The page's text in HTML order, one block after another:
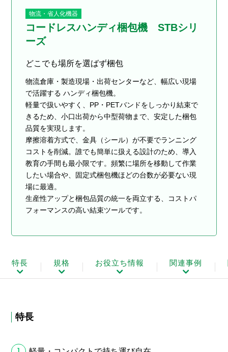
物流・省人化機器
コードレスハンディ梱包機 STBシリ
ーズ
どこでも場所を選ばず梱包
物流倉庫・製造現場・出荷センターなど、幅広い現場
で活躍する ハンディ梱包機。
軽量で扱いやすく、PP・PETバンドをしっかり結束で
きるため、小口出荷から中型荷物まで、安定した梱包
品質を実現します。
摩擦溶着方式で、金具（シール）が不要でランニング
コストを削減。誰でも簡単に扱える設計のため、導入
教育の手間も最小限です。頻繁に場所を移動して作業
したい場合や、固定式梱包機ほどの台数が必要ない現
場に最適。
生産性アップと梱包品質の統一を両立する、コストパ
フォーマンスの高い結束ツールです。
特長 規格 お役立ち情報 関連事例
特長